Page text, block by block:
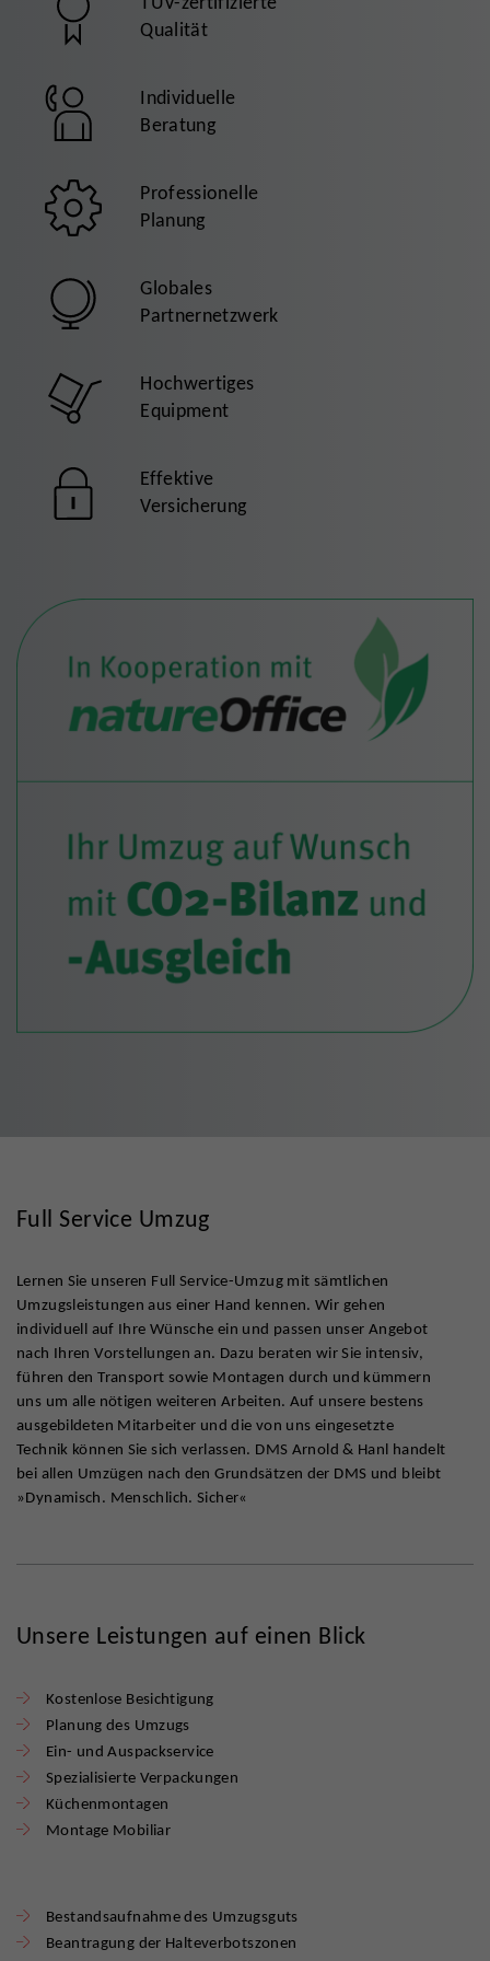
Qualität
Individuelle
Beratung
Professionelle
Planung
Globales
Partnernetzwerk
Hochwertiges
Equipment
Effektive
Versicherung
Full Service Umzug
Lernen Sie unseren Full Service-Umzug mit sämtlichen
Umzugsleistungen aus einer Hand kennen. Wir gehen
individuell auf Ihre Wünsche ein und passen unser Angebot
nach Ihren Vorstellungen an. Dazu beraten wir Sie intensiv,
führen den Transport sowie Montagen durch und kümmern
uns um alle nötigen weiteren Arbeiten. Auf unsere bestens
ausgebildeten Mitarbeiter und die von uns eingesetzte
Technik können Sie sich verlassen. DMS Arnold & Hanl handelt
bei allen Umzügen nach den Grundsätzen der DMS und bleibt
»Dynamisch. Menschlich. Sicher«
Unsere Leistungen auf einen Blick
Kostenlose Besichtigung
Planung des Umzugs
Ein- und Auspackservice
Spezialisierte Verpackungen
Küchenmontagen
Montage Mobiliar
Bestandsaufnahme des Umzugsguts
Beantragung der Halteverbotszonen